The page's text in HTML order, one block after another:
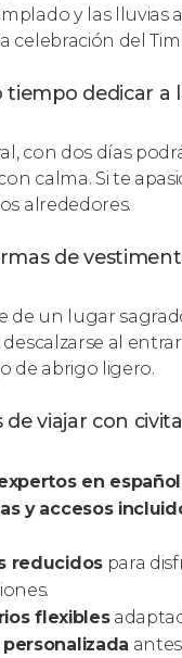
y las lluvias
celebración del
tiempo dedicar a
con dos días
calma. Si te
alrededores.
de
de un lugar
descalzarse al
de abrigo ligero.
de viajar con
en español
y accesos
reducidospara
flexibles